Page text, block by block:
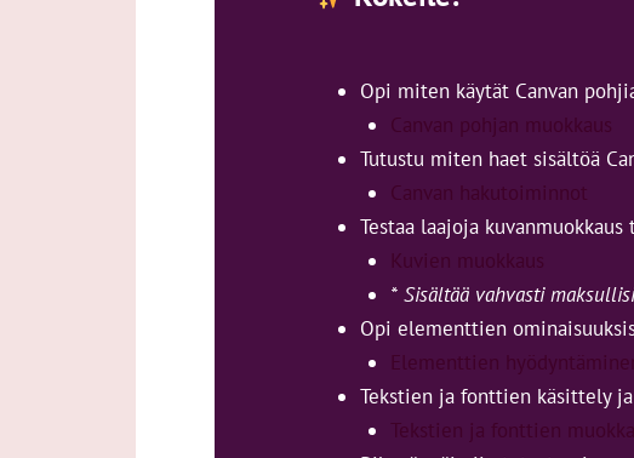
Opi miten käytät Canvan
Canvan pohjan muokkaus
Tutustu miten haet sisältöä
Canvan hakutoiminnot
Testaa laajoja
Kuvien muokkaus
* Sisältää vahvasti
Opi elementtien
Elementtien
Tekstien ja fonttien käsittely
Tekstien ja fonttien